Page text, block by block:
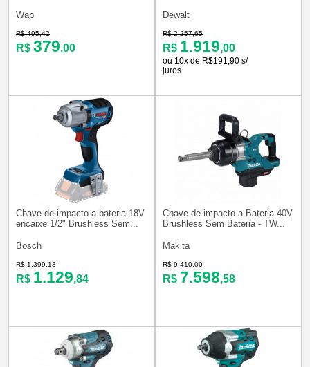
Wap
R$ 495,42
R$ 379,00
Dewalt
R$ 2.257,65
R$ 1.919,00
ou 10x de R$191,90 s/
juros
Chave de impacto a bateria 18V
encaixe 1/2" Brushless Sem...
Bosch
R$ 1.399,18
R$ 1.129,84
Chave de impacto a Bateria 40V
Brushless Sem Bateria - TW...
Makita
R$ 9.410,00
R$ 7.598,58